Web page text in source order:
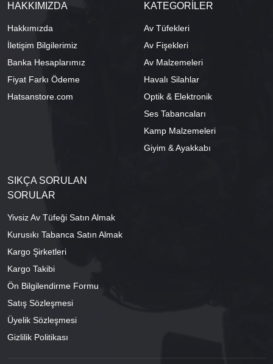
HAKKIMIZDA
Hakkımızda
İletişim Bilgilerimiz
Banka Hesaplarımız
Fiyat Farkı Ödeme
Hatsanstore.com
KATEGORİLER
Av Tüfekleri
Av Fişekleri
Av Malzemeleri
Havalı Silahlar
Optik & Elektronik
Ses Tabancaları
Kamp Malzemeleri
Giyim & Ayakkabı
SIKÇA SORULAN
SORULAR
Yivsiz Av Tüfeği Satın Almak
Kurusıkı Tabanca Satın Almak
Kargo Şirketleri
Kargo Takibi
Ön Bilgilendirme Formu
Satış Sözleşmesi
Üyelik Sözleşmesi
Gizlilik Politikası